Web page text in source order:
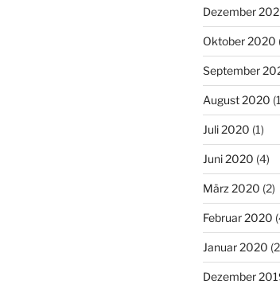
Dezember
Oktober 2020
September
August 2020
Juli 2020 (1)
Juni 2020 (4)
März 2020 (2)
Februar 2020
Januar 2020
Dezember